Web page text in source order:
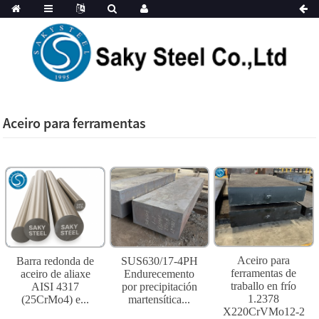
Aceiro para ferramentas
Barra redonda de
aceiro de aliaxe
AISI 4317
(25CrMo4) e...
SUS630/17-4PH
Endurecemento
por precipitación
martensítica...
Aceiro para
ferramentas de
traballo en frío
1.2378
X220CrVMo12-2